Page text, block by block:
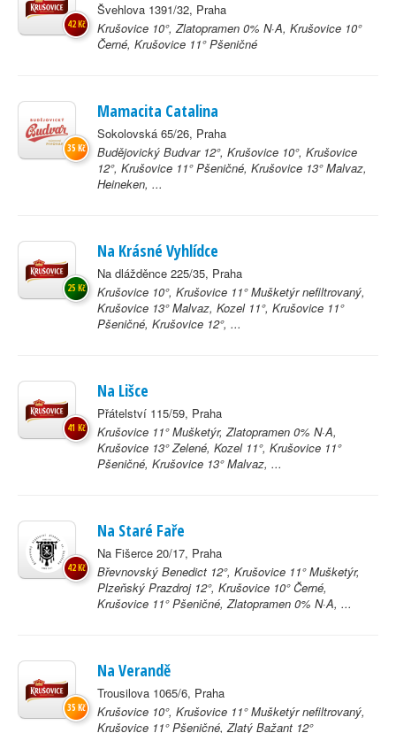
Švehlova 1391/32, Praha
Krušovice 10°, Zlatopramen 0% N·A, Krušovice 10°
Černé, Krušovice 11° Pšeničné
42 Kč
Mamacita Catalina
Sokolovská 65/26, Praha
Budějovický Budvar 12°, Krušovice 10°, Krušovice
12°, Krušovice 11° Pšeničné, Krušovice 13° Malvaz,
Heineken, ...
35 Kč
Na Krásné Vyhlídce
Na dlážděnce 225/35, Praha
Krušovice 10°, Krušovice 11° Mušketýr nefiltrovaný,
Krušovice 13° Malvaz, Kozel 11°, Krušovice 11°
Pšeničné, Krušovice 12°, ...
25 Kč
Na Lišce
Přátelství 115/59, Praha
Krušovice 11° Mušketýr, Zlatopramen 0% N·A,
Krušovice 13° Zelené, Kozel 11°, Krušovice 11°
Pšeničné, Krušovice 13° Malvaz, ...
41 Kč
Na Staré Faře
Na Fišerce 20/17, Praha
Břevnovský Benedict 12°, Krušovice 11° Mušketýr,
Plzeňský Prazdroj 12°, Krušovice 10° Černé,
Krušovice 11° Pšeničné, Zlatopramen 0% N·A, ...
42 Kč
Na Verandě
Trousilova 1065/6, Praha
Krušovice 10°, Krušovice 11° Mušketýr nefiltrovaný,
Krušovice 11° Pšeničné, Zlatý Bažant 12°
35 Kč